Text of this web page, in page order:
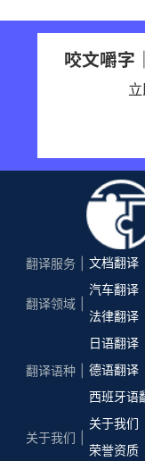
咬文嚼字
翻译服务 文档翻译
翻译领域
汽车翻译
法律翻译
翻译语种
日语翻译
德语翻译
西班牙语
关于我们
关于我们
荣誉资质